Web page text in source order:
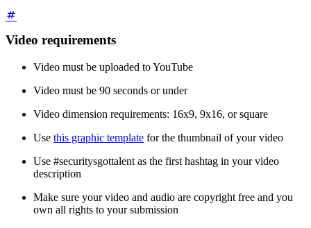
Video requirements
Video must be uploaded to YouTube
Video must be 90 seconds or under
Video dimension requirements: 16x9, 9x16, or square
Use this graphic template for the thumbnail of your video
Use #securitysgottalent as the first hashtag in your video
description
Make sure your video and audio are copyright free and you
own all rights to your submission